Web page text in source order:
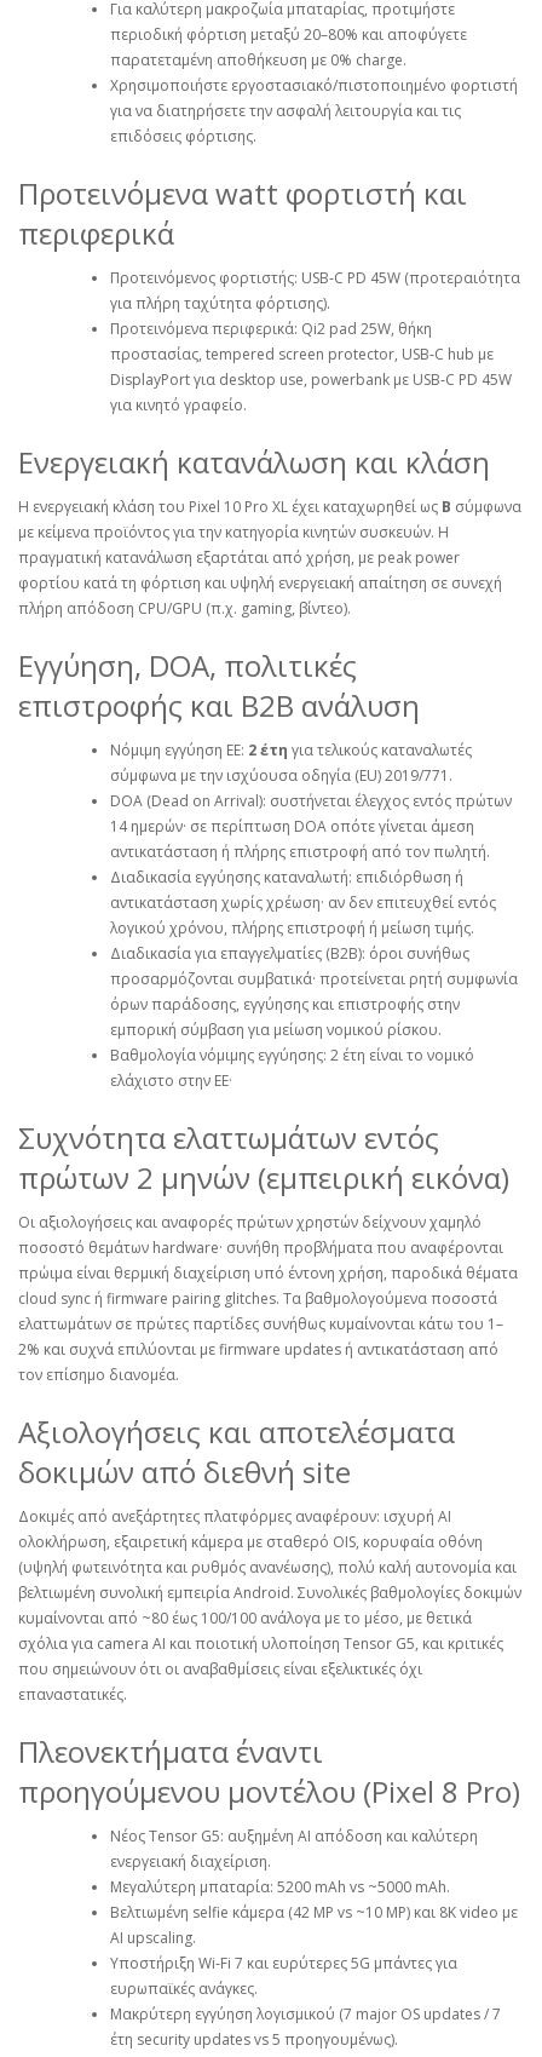
Για καλύτερη μακροζωία μπαταρίας, προτιμήστε
περιοδική φόρτιση μεταξύ 20–80% και αποφύγετε
παρατεταμένη αποθήκευση με 0% charge.
Χρησιμοποιήστε εργοστασιακό/πιστοποιημένο φορτιστή
για να διατηρήσετε την ασφαλή λειτουργία και τις
επιδόσεις φόρτισης.
Προτεινόμενα watt φορτιστή και
περιφερικά
Προτεινόμενος φορτιστής: USB‑C PD 45W (προτεραιότητα
για πλήρη ταχύτητα φόρτισης).
Προτεινόμενα περιφερικά: Qi2 pad 25W, θήκη
προστασίας, tempered screen protector, USB‑C hub με
DisplayPort για desktop use, powerbank με USB‑C PD 45W
για κινητό γραφείο.
Ενεργειακή κατανάλωση και κλάση
Η ενεργειακή κλάση του Pixel 10 Pro XL έχει καταχωρηθεί ως B σύμφωνα
με κείμενα προϊόντος για την κατηγορία κινητών συσκευών. Η
πραγματική κατανάλωση εξαρτάται από χρήση, με peak power
φορτίου κατά τη φόρτιση και υψηλή ενεργειακή απαίτηση σε συνεχή
πλήρη απόδοση CPU/GPU (π.χ. gaming, βίντεο).
Εγγύηση, DOA, πολιτικές
επιστροφής και B2B ανάλυση
Νόμιμη εγγύηση ΕΕ: 2 έτη για τελικούς καταναλωτές
σύμφωνα με την ισχύουσα οδηγία (EU) 2019/771.
DOA (Dead on Arrival): συστήνεται έλεγχος εντός πρώτων
14 ημερών· σε περίπτωση DOA οπότε γίνεται άμεση
αντικατάσταση ή πλήρης επιστροφή από τον πωλητή.
Διαδικασία εγγύησης καταναλωτή: επιδιόρθωση ή
αντικατάσταση χωρίς χρέωση· αν δεν επιτευχθεί εντός
λογικού χρόνου, πλήρης επιστροφή ή μείωση τιμής.
Διαδικασία για επαγγελματίες (B2B): όροι συνήθως
προσαρμόζονται συμβατικά· προτείνεται ρητή συμφωνία
όρων παράδοσης, εγγύησης και επιστροφής στην
εμπορική σύμβαση για μείωση νομικού ρίσκου.
Βαθμολογία νόμιμης εγγύησης: 2 έτη είναι το νομικό
ελάχιστο στην ΕΕ·
Συχνότητα ελαττωμάτων εντός
πρώτων 2 μηνών (εμπειρική εικόνα)
Οι αξιολογήσεις και αναφορές πρώτων χρηστών δείχνουν χαμηλό
ποσοστό θεμάτων hardware· συνήθη προβλήματα που αναφέρονται
πρώιμα είναι θερμική διαχείριση υπό έντονη χρήση, παροδικά θέματα
cloud sync ή firmware pairing glitches. Τα βαθμολογούμενα ποσοστά
ελαττωμάτων σε πρώτες παρτίδες συνήθως κυμαίνονται κάτω του 1–
2% και συχνά επιλύονται με firmware updates ή αντικατάσταση από
τον επίσημο διανομέα.
Αξιολογήσεις και αποτελέσματα
δοκιμών από διεθνή site
Δοκιμές από ανεξάρτητες πλατφόρμες αναφέρουν: ισχυρή AI
ολοκλήρωση, εξαιρετική κάμερα με σταθερό OIS, κορυφαία οθόνη
(υψηλή φωτεινότητα και ρυθμός ανανέωσης), πολύ καλή αυτονομία και
βελτιωμένη συνολική εμπειρία Android. Συνολικές βαθμολογίες δοκιμών
κυμαίνονται από ~80 έως 100/100 ανάλογα με το μέσο, με θετικά
σχόλια για camera AI και ποιοτική υλοποίηση Tensor G5, και κριτικές
που σημειώνουν ότι οι αναβαθμίσεις είναι εξελικτικές όχι
επαναστατικές.
Πλεονεκτήματα έναντι
προηγούμενου μοντέλου (Pixel 8 Pro)
Νέος Tensor G5: αυξημένη AI απόδοση και καλύτερη
ενεργειακή διαχείριση.
Μεγαλύτερη μπαταρία: 5200 mAh vs ~5000 mAh.
Βελτιωμένη selfie κάμερα (42 MP vs ~10 MP) και 8K video με
AI upscaling.
Υποστήριξη Wi‑Fi 7 και ευρύτερες 5G μπάντες για
ευρωπαϊκές ανάγκες.
Μακρύτερη εγγύηση λογισμικού (7 major OS updates / 7
έτη security updates vs 5 προηγουμένως).